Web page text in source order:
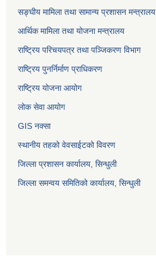
सङ्घीय मामिला तथा सामान्य प्रशासन मन्त्रालय
आर्थिक मामिला तथा योजना मन्त्रालय
राष्ट्रिय परिचयपत्र तथा पञ्जिकरण विभाग
राष्ट्रिय पुनर्निर्माण प्राधिकरण
राष्ट्रिय योजना आयोग
लोक सेवा आयोग
GIS नक्सा
स्थानीय तहको वेवसाईटको विवरण
जिल्ला प्रशासन कार्यालय, सिन्धुली
जिल्ला समन्वय समितिको कार्यालय, सिन्धुली